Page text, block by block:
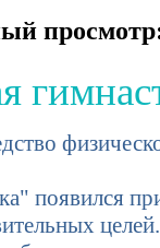
появился